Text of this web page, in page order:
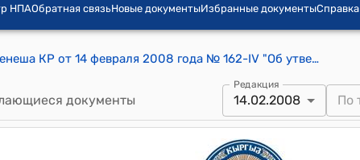
НПАОбратная связьНовые документыИзбранные документыСправка
Постановление Жогорку Кенеша КР от 14 февраля 2008 года № 162-IV "Об утверждении протокола № 3 заседания счетной комиссии для проведения тайного голосования по избранию членов Центральной комиссии по выборам и проведению референдумов Кыргызской Республики"
документы
Редакция
14.02.2008